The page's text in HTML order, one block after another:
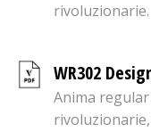
rivoluzionarie.
WR302
Anima